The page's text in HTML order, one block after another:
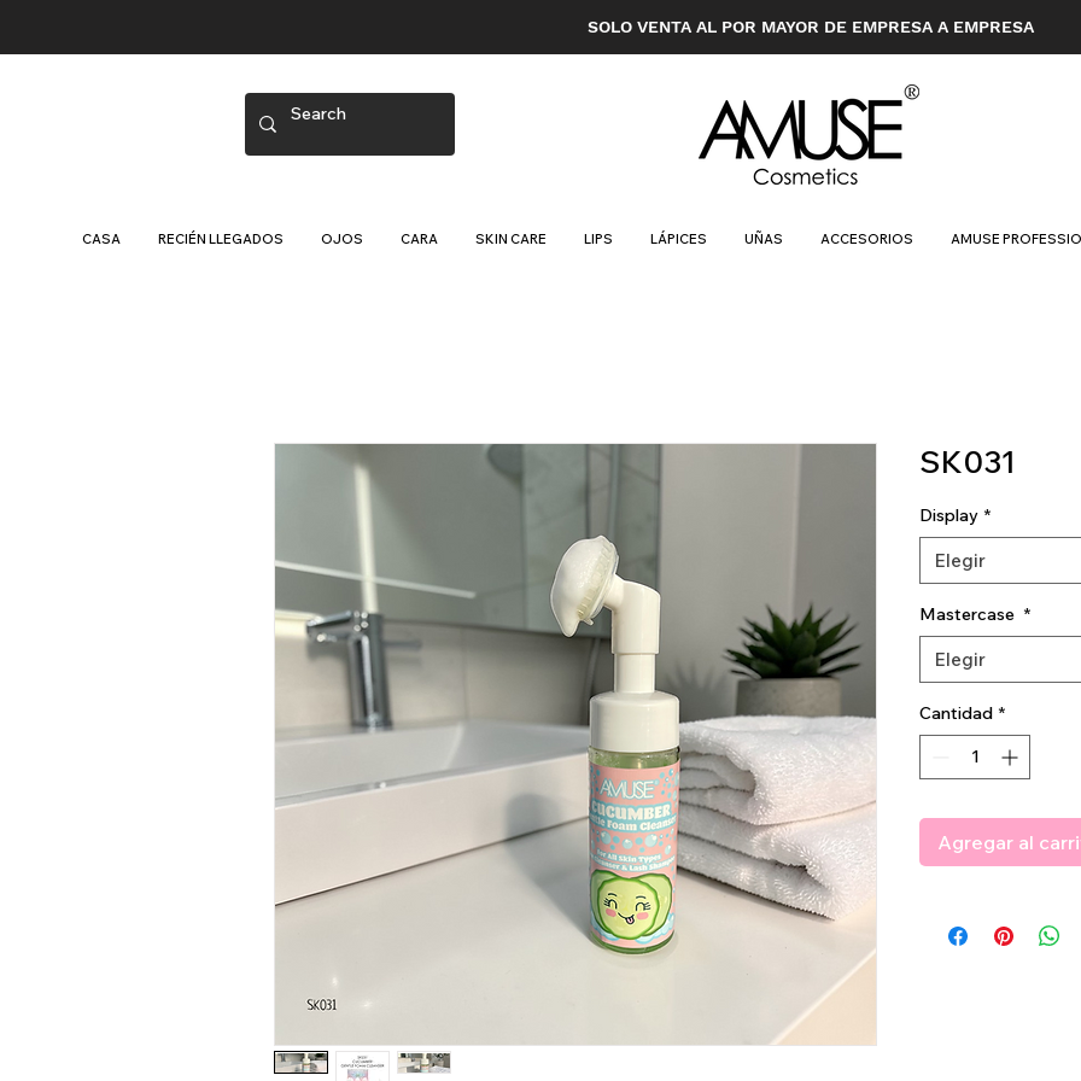
SOLO VENTA AL POR MAYOR DE EMPRESA A EMPRESA
CASA RECIÉN LLEGADOS OJOS CARA SKIN CARE LIPS LÁPICES UÑAS ACCESORIOS AMUSE
SK031
Display *
Elegir
Mastercase *
Elegir
Cantidad *
Agregar al